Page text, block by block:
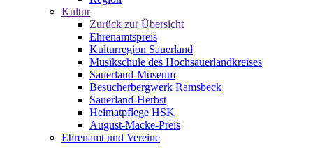
Kultur
Zurück zur Übersicht
Ehrenamtspreis
Kulturregion Sauerland
Musikschule des Hochsauerlandkreises
Sauerland-Museum
Besucherbergwerk Ramsbeck
Sauerland-Herbst
Heimatpflege HSK
August-Macke-Preis
Ehrenamt und Vereine